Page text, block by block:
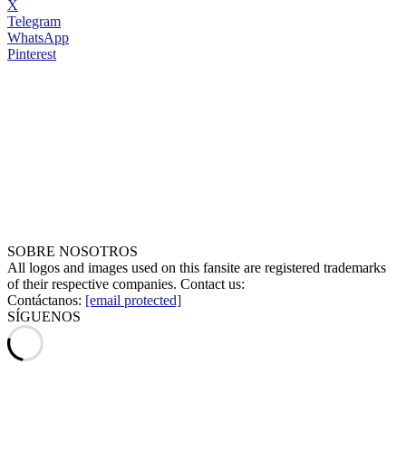
X
Telegram
WhatsApp
Pinterest
SOBRE NOSOTROS
All logos and images used on this fansite are registered trademarks
of their respective companies. Contact us:
Contáctanos: [email protected]
SÍGUENOS